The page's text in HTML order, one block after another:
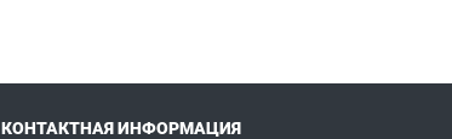
КОНТАКТНАЯ ИНФОРМАЦИЯ